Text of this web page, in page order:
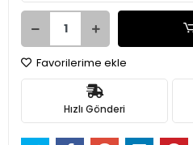
Favorilerime ekle
Hızlı Gönderi